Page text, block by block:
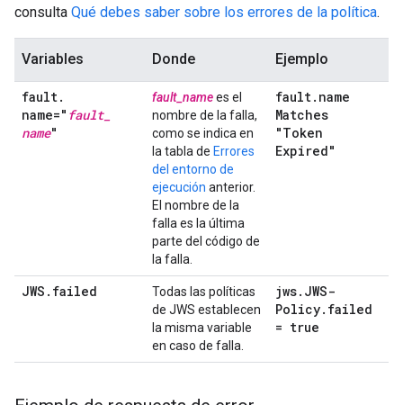
consulta Qué debes saber sobre los errores de la política.
Variables Donde Ejemplo
fault.
name=" fault_
name"
fault_namees el
nombre de la falla,
como se indica en
la tabla de Errores
del entorno de
ejecución anterior.
El nombre de la
falla es la última
parte del código de
la falla.
fault. name
Matches
"Token
Expired"
JWS . failed
Todas las políticas
de JWS establecen
la misma variable
en caso de falla.
jws. JWS-
Policy. failed
= true